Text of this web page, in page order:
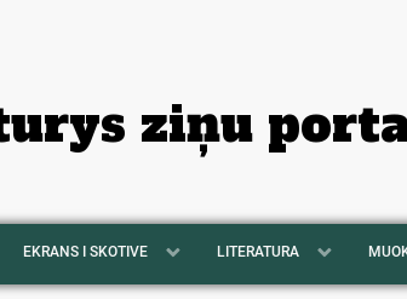
ziņu
EKRANS I SKOTIVE LITERATURA